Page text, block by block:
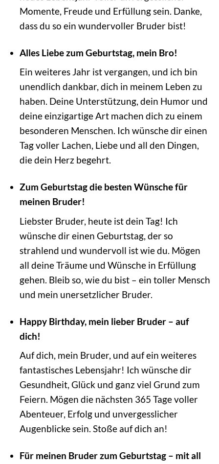
Momente, Freude und Erfüllung sein. Danke,
dass du so ein wundervoller Bruder bist!
Alles Liebe zum Geburtstag, mein Bro!
Ein weiteres Jahr ist vergangen, und ich bin
unendlich dankbar, dich in meinem Leben zu
haben. Deine Unterstützung, dein Humor und
deine einzigartige Art machen dich zu einem
besonderen Menschen. Ich wünsche dir einen
Tag voller Lachen, Liebe und all den Dingen,
die dein Herz begehrt.
Zum Geburtstag die besten Wünsche für
meinen Bruder!
Liebster Bruder, heute ist dein Tag! Ich
wünsche dir einen Geburtstag, der so
strahlend und wundervoll ist wie du. Mögen
all deine Träume und Wünsche in Erfüllung
gehen. Bleib so, wie du bist – ein toller Mensch
und mein unersetzlicher Bruder.
Happy Birthday, mein lieber Bruder – auf
dich!
Auf dich, mein Bruder, und auf ein weiteres
fantastisches Lebensjahr! Ich wünsche dir
Gesundheit, Glück und ganz viel Grund zum
Feiern. Mögen die nächsten 365 Tage voller
Abenteuer, Erfolg und unvergesslicher
Augenblicke sein. Stoße auf dich an!
Für meinen Bruder zum Geburtstag – mit all